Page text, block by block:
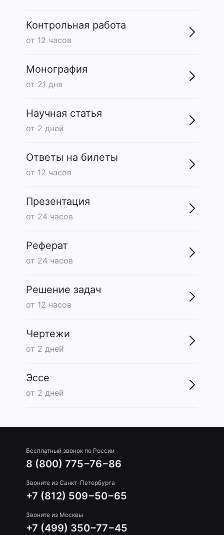
Контрольная работа
от 12 часов
Монография
от 21 дня
Научная статья
от 2 дней
Ответы на билеты
от 12 часов
Презентация
от 24 часов
Реферат
от 24 часов
Решение задач
от 12 часов
Чертежи
от 2 дней
Эссе
от 2 дней
Бесплатный звонок по России
8 (800) 775−76−86
Звоните из Санкт-Петербурга
+7 (812) 509−50−65
Звоните из Москвы
+7 (499) 350−77−45